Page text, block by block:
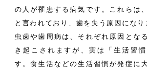
の人が罹患する病気です。これらは
と言われており、歯を失う原因になり
虫歯や歯周病は、それぞれ原因とな
き起こされますが、実は「生活習
す。食生活などの生活習慣が発症に